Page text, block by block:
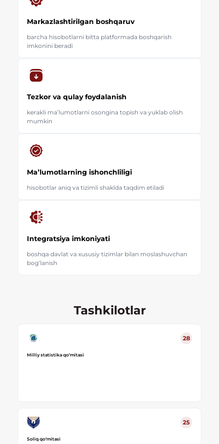
Markazlashtirilgan boshqaruv
barcha hisobotlarni bitta platformada boshqarish
imkonini beradi
Tezkor va qulay foydalanish
kerakli maʼlumotlarni osongina topish va yuklab olish
mumkin
Maʼlumotlarning ishonchliligi
hisobotlar aniq va tizimli shaklda taqdim etiladi
Integratsiya imkoniyati
boshqa davlat va xususiy tizimlar bilan moslashuvchan
bog‘lanish
Tashkilotlar
28
Milliy statistika qo‘mitasi
25
Soliq qo‘mitasi